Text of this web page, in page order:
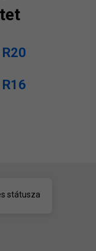
státusza